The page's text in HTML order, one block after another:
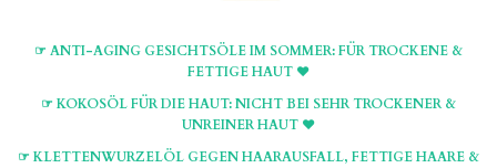
☞ ANTI-AGING GESICHTSÖLE IM SOMMER: FÜR TROCKENE &
FETTIGE HAUT ♥
☞ KOKOSÖL FÜR DIE HAUT: NICHT BEI SEHR TROCKENER &
UNREINER HAUT ♥
☞ KLETTENWURZELÖL GEGEN HAARAUSFALL, FETTIGE HAARE &